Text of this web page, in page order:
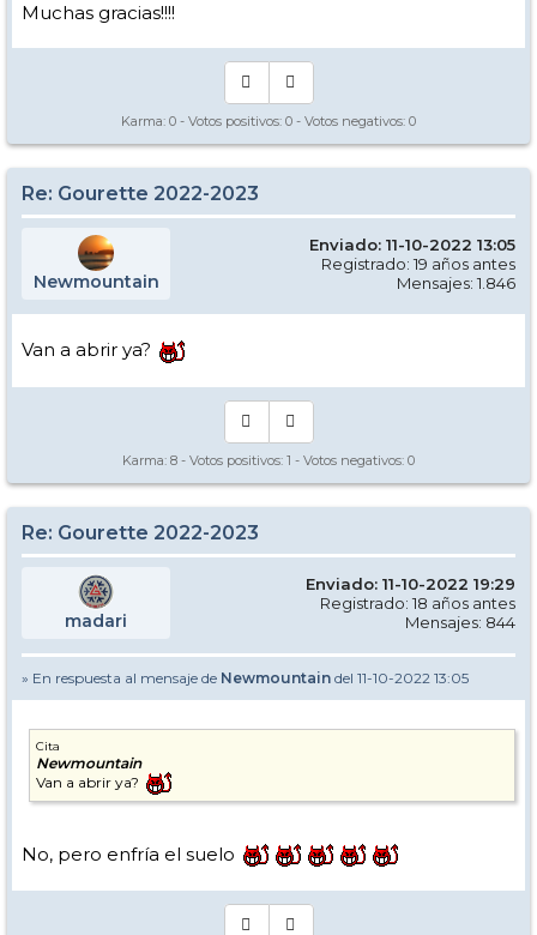
Muchas gracias!!!!
Karma: 0 - Votos positivos: 0 - Votos negativos: 0
Re: Gourette 2022-2023
Newmountain
Enviado: 11-10-2022 13:05
Registrado: 19 años antes
Mensajes: 1.846
Van a abrir ya?
Karma: 8 - Votos positivos: 1 - Votos negativos: 0
Re: Gourette 2022-2023
madari
Enviado: 11-10-2022 19:29
Registrado: 18 años antes
Mensajes: 844
» En respuesta al mensaje de Newmountain del 11-10-2022 13:05
Cita
Newmountain
Van a abrir ya?
No, pero enfría el suelo